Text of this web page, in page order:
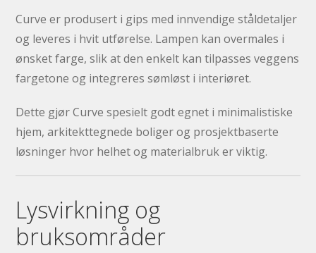
Curve er produsert i gips med innvendige ståldetaljer
og leveres i hvit utførelse. Lampen kan overmales i
ønsket farge, slik at den enkelt kan tilpasses veggens
fargetone og integreres sømløst i interiøret.
Dette gjør Curve spesielt godt egnet i minimalistiske
hjem, arkitekttegnede boliger og prosjektbaserte
løsninger hvor helhet og materialbruk er viktig.
Lysvirkning og
bruksområder